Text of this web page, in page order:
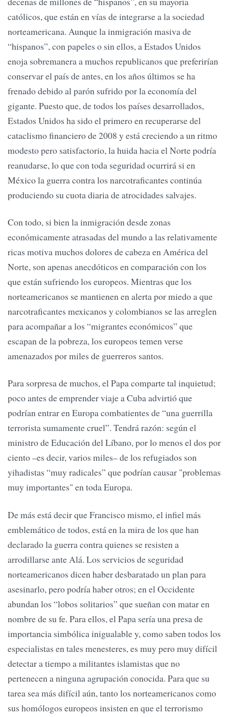
católicos, que están en vías de integrarse a la sociedad
norteamericana. Aunque la inmigración masiva de
“hispanos”, con papeles o sin ellos, a Estados Unidos
enoja sobremanera a muchos republicanos que preferirían
conservar el país de antes, en los años últimos se ha
frenado debido al parón sufrido por la economía del
gigante. Puesto que, de todos los países desarrollados,
Estados Unidos ha sido el primero en recuperarse del
cataclismo financiero de 2008 y está creciendo a un ritmo
modesto pero satisfactorio, la huida hacia el Norte podría
reanudarse, lo que con toda seguridad ocurrirá si en
México la guerra contra los narcotraficantes continúa
produciendo su cuota diaria de atrocidades salvajes.
Con todo, si bien la inmigración desde zonas
económicamente atrasadas del mundo a las relativamente
ricas motiva muchos dolores de cabeza en América del
Norte, son apenas anecdóticos en comparación con los
que están sufriendo los europeos. Mientras que los
norteamericanos se mantienen en alerta por miedo a que
narcotraficantes mexicanos y colombianos se las arreglen
para acompañar a los “migrantes económicos” que
escapan de la pobreza, los europeos temen verse
amenazados por miles de guerreros santos.
Para sorpresa de muchos, el Papa comparte tal inquietud;
poco antes de emprender viaje a Cuba advirtió que
podrían entrar en Europa combatientes de “una guerrilla
terrorista sumamente cruel”. Tendrá razón: según el
ministro de Educación del Líbano, por lo menos el dos por
ciento –es decir, varios miles– de los refugiados son
yihadistas “muy radicales” que podrían causar "problemas
muy importantes" en toda Europa.
De más está decir que Francisco mismo, el infiel más
emblemático de todos, está en la mira de los que han
declarado la guerra contra quienes se resisten a
arrodillarse ante Alá. Los servicios de seguridad
norteamericanos dicen haber desbaratado un plan para
asesinarlo, pero podría haber otros; en el Occidente
abundan los “lobos solitarios” que sueñan con matar en
nombre de su fe. Para ellos, el Papa sería una presa de
importancia simbólica inigualable y, como saben todos los
especialistas en tales menesteres, es muy pero muy difícil
detectar a tiempo a militantes islamistas que no
pertenecen a ninguna agrupación conocida. Para que su
tarea sea más difícil aún, tanto los norteamericanos como
sus homólogos europeos insisten en que el terrorismo